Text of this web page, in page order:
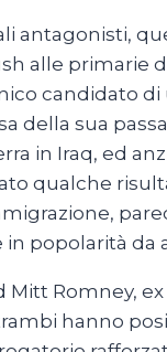
antagonisti,
alle primarie
candidato
della sua
in Iraq, ed
qualche
in popolarità
Mitt Romney,
hanno